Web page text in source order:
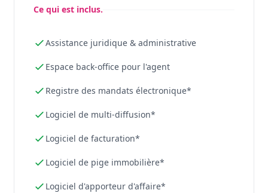
Ce qui est inclus.
Assistance juridique & administrative
Espace back-office pour l'agent
Registre des mandats électronique*
Logiciel de multi-diffusion*
Logiciel de facturation*
Logiciel de pige immobilière*
Logiciel d'apporteur d'affaire*